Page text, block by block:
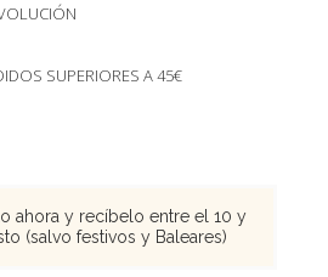
SUPERIORES A 45€
ahora y recíbelo entre el 10 y
(salvo festivos y Baleares)